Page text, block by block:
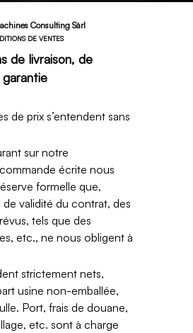
Consulting Sàrl
DE VENTES
de livraison, de
de prix s’entendent sans
sur notre
écrite nous
formelle que,
validité du contrat, des
tels que des
etc., ne nous obligent à
strictement nets,
usine non-emballée,
Port, frais de douane,
etc. sont à charge